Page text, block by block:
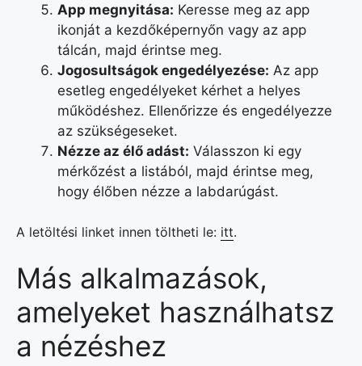
App megnyitása: Keresse meg az app
ikonját a kezdőképernyőn vagy az app
tálcán, majd érintse meg.
Jogosultságok engedélyezése: Az app
esetleg engedélyeket kérhet a helyes
működéshez. Ellenőrizze és engedélyezze
az szükségeseket.
Nézze az élő adást: Válasszon ki egy
mérkőzést a listából, majd érintse meg,
hogy élőben nézze a labdarúgást.
A letöltési linket innen töltheti le: itt.
Más alkalmazások,
amelyeket használhatsz
a nézéshez